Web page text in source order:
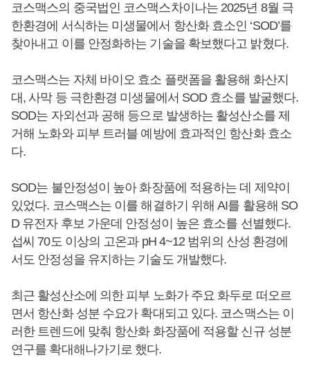
코스맥스의 중국법인 코스맥스차이나는 2025년 8월 극
한환경에 서식하는 미생물에서 항산화 효소인 ‘SOD’를
찾아내고 이를 안정화하는 기술을 확보했다고 밝혔다.
코스맥스는 자체 바이오 효소 플랫폼을 활용해 화산지
대, 사막 등 극한환경 미생물에서 SOD 효소를 발굴했다.
SOD는 자외선과 공해 등으로 발생하는 활성산소를 제
거해 노화와 피부 트러블 예방에 효과적인 항산화 효소
다.
SOD는 불안정성이 높아 화장품에 적용하는 데 제약이
있었다. 코스맥스는 이를 해결하기 위해 AI를 활용해 SO
D 유전자 후보 가운데 안정성이 높은 효소를 선별했다.
섭씨 70도 이상의 고온과 pH 4~12 범위의 산성 환경에
서도 안정성을 유지하는 기술도 개발했다.
최근 활성산소에 의한 피부 노화가 주요 화두로 떠오르
면서 항산화 성분 수요가 확대되고 있다. 코스맥스는 이
러한 트렌드에 맞춰 항산화 화장품에 적용할 신규 성분
연구를 확대해나가기로 했다.